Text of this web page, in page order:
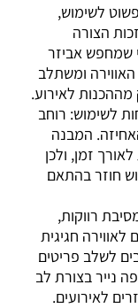
לשימוש,
הצורה
שמחפש אביזר
ומשתלב
מההכנות לאירוע.
לשימוש: רוחב
ידית האחיזה. המבנה
זמן, ולכן
חוזר בהתאם
רווקות,
חגיגית
לשלב פריטים
נייר בצורת לב
לאירועים.